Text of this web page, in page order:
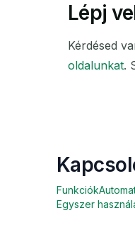
Lépj
Kérdésed
oldalunkat.
Funkciók
Egyszer